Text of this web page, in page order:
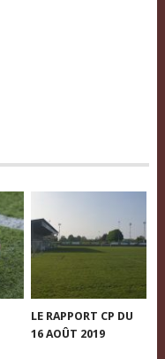
LE RAPPORT CP DU
16 AOÛT 2019